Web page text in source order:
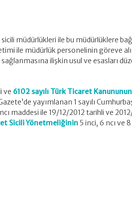
müdürlükleri ile bu müdürlüklere
ile müdürlük personelinin göreve
ilişkin usul ve esasları
ve 6102 sayılı Türk Ticaret Kanununun
yayımlanan 1 sayılı
maddesi ile 19/12/2012 tarihli ve
Sicili Yönetmeliğinin 5 inci, 6 ncı ve